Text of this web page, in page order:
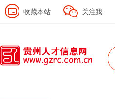
收藏本站 关注我